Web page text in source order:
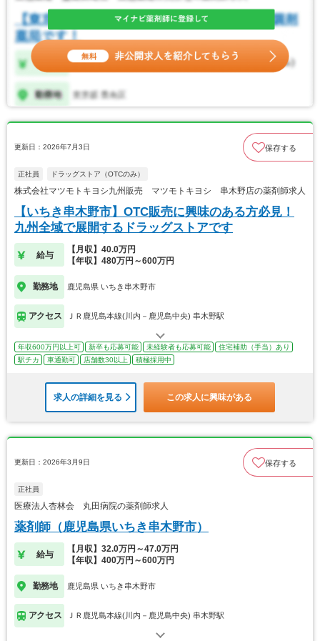
更新日：2026年7月3日 保存する
正社員 ドラッグストア（OTCのみ）
株式会社マツモトキヨシ九州販売 マツモトキヨシ 串木野店の薬剤師求人
【いちき串木野市】OTC販売に興味のある方必見！
九州全域で展開するドラッグストアです
給与
【月収】40.0万円
【年収】480万円～600万円
勤務地 鹿児島県 いちき串木野市
アクセス ＪＲ鹿児島本線(川内－鹿児島中央) 串木野駅
年収600万円以上可 新卒も応募可能 未経験者も応募可能
住宅補助（手当）あり
駅チカ
車通勤可 店舗数30以上 積極採用中
求人の詳細を見る この求人に興味がある
更新日：2026年3月9日 保存する
正社員
医療法人杏林会 丸田病院の薬剤師求人
薬剤師（鹿児島県いちき串木野市）
給与
【月収】32.0万円～47.0万円
【年収】400万円～600万円
勤務地 鹿児島県 いちき串木野市
アクセス ＪＲ鹿児島本線(川内－鹿児島中央) 串木野駅